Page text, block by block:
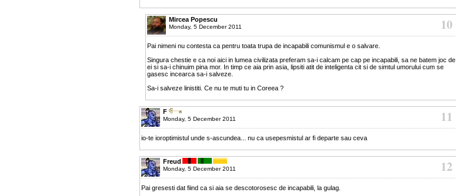
10
Mircea Popescu
Monday, 5 December 2011
Pai nimeni nu contesta ca pentru toata trupa de incapabili comunismul e o salvare.
Singura chestie e ca noi aici in lumea civilizata preferam sa-i calcam pe cap pe incapabili, sa ne batem joc de
ei si sa-i chinuim pina mor. In timp ce aia prin asia, lipsiti atit de inteligenta cit si de simtul umorului cum se
gasesc incearca sa-i salveze.
Sa-i salveze linistiti. Ce nu te muti tu in Coreea ?
11
F
Monday, 5 December 2011
io-te ioroptimistul unde s-ascundea... nu ca usepesmistul ar fi departe sau ceva
12
Freud
Monday, 5 December 2011
Pai gresesti dat fiind ca si aia se descotorosesc de incapabili, la gulag.